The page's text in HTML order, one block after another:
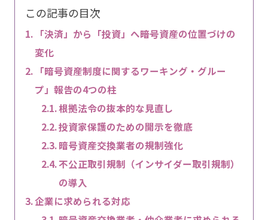
この記事の目次
「決済」から「投資」へ――暗号資産の位置づけの
変化
「暗号資産制度に関するワーキング・グルー
プ」報告の4つの柱
根拠法令の抜本的な見直し
投資家保護のための開示を徹底
暗号資産交換業者の規制強化
不公正取引規制（インサイダー取引規制）
の導入
企業に求められる対応